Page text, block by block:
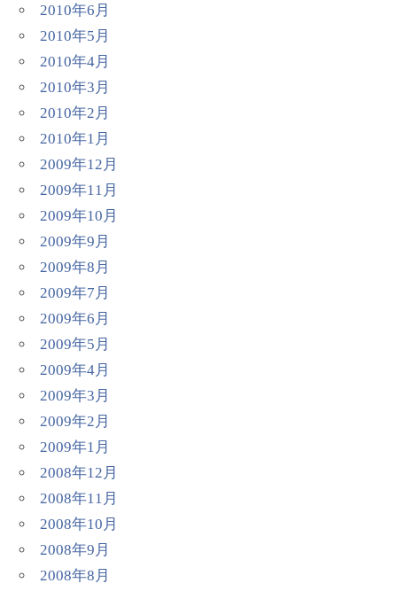
2010年6月
2010年5月
2010年4月
2010年3月
2010年2月
2010年1月
2009年12月
2009年11月
2009年10月
2009年9月
2009年8月
2009年7月
2009年6月
2009年5月
2009年4月
2009年3月
2009年2月
2009年1月
2008年12月
2008年11月
2008年10月
2008年9月
2008年8月